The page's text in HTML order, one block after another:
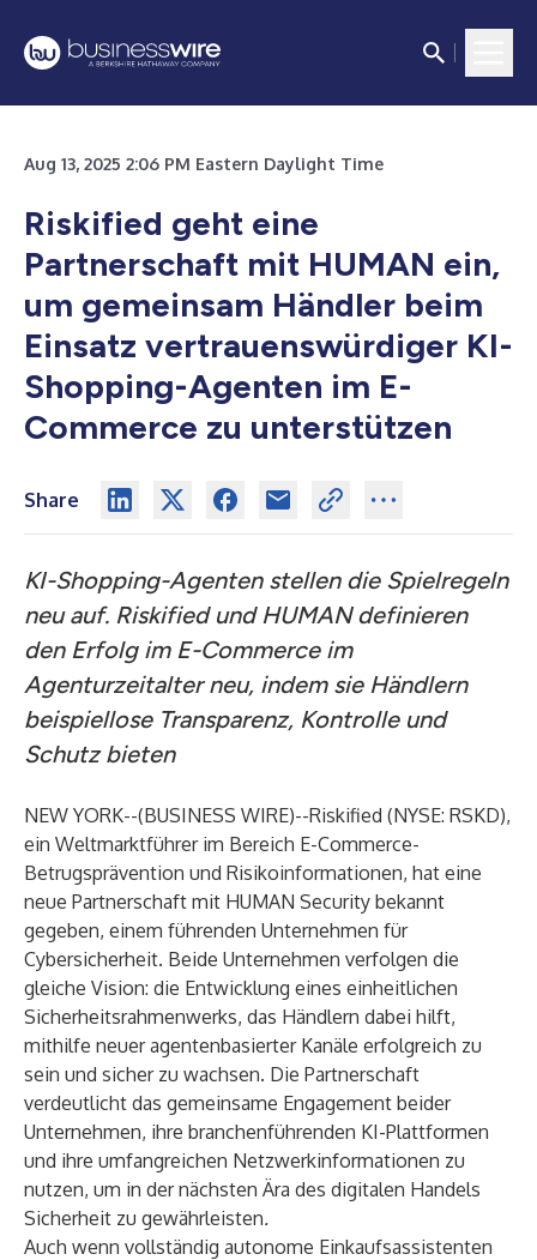
Aug 13, 2025 2:06 PM Eastern Daylight Time
Riskified geht eine
Partnerschaft mit HUMAN ein,
um gemeinsam Händler beim
Einsatz vertrauenswürdiger KI-
Shopping-Agenten im E-
Commerce zu unterstützen
Share
KI-Shopping-Agenten stellen die Spielregeln
neu auf. Riskified und HUMAN definieren
den Erfolg im E-Commerce im
Agenturzeitalter neu, indem sie Händlern
beispiellose Transparenz, Kontrolle und
Schutz bieten
NEW YORK--(BUSINESS WIRE)--Riskified (NYSE: RSKD),
ein Weltmarktführer im Bereich E-Commerce-
Betrugsprävention und Risikoinformationen, hat eine
neue Partnerschaft mit HUMAN Security bekannt
gegeben, einem führenden Unternehmen für
Cybersicherheit. Beide Unternehmen verfolgen die
gleiche Vision: die Entwicklung eines einheitlichen
Sicherheitsrahmenwerks, das Händlern dabei hilft,
mithilfe neuer agentenbasierter Kanäle erfolgreich zu
sein und sicher zu wachsen. Die Partnerschaft
verdeutlicht das gemeinsame Engagement beider
Unternehmen, ihre branchenführenden KI-Plattformen
und ihre umfangreichen Netzwerkinformationen zu
nutzen, um in der nächsten Ära des digitalen Handels
Sicherheit zu gewährleisten.
Auch wenn vollständig autonome Einkaufsassistenten